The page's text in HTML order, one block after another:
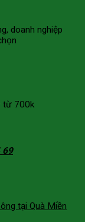
doanh nghiệp
từ 700k
69